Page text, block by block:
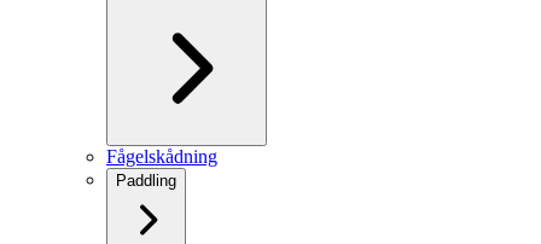
Fågelskådning
Paddling